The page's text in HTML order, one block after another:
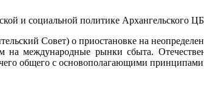
Совет) о приостановке на
на международные рынки сбыта.
общего с основополагающими